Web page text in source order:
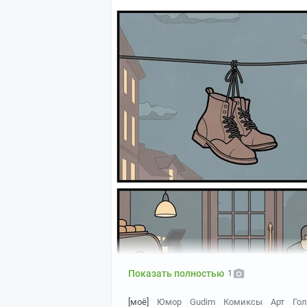
Показать полностью 1
[моё] Юмор Gudim Комиксы Арт